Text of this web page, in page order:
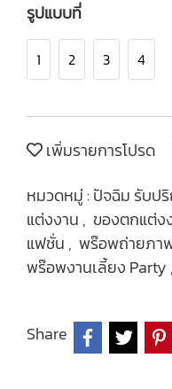
รูปแบบที่
1 2 3 4
เพิ่มรายการโปรด
หมวดหมู่ :ปัจฉิม รับ
แต่งงาน , ของตกแต่ง
แฟชั่น , พร๊อพถ่ายภา
พร๊อพงานเลี้ยง Party ,
Share